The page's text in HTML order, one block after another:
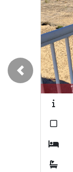
Previous